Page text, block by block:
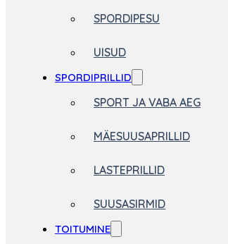
SPORDIPESU
UISUD
SPORDIPRILLID
SPORT JA VABA AEG
MÄESUUSAPRILLID
LASTEPRILLID
SUUSASIRMID
TOITUMINE